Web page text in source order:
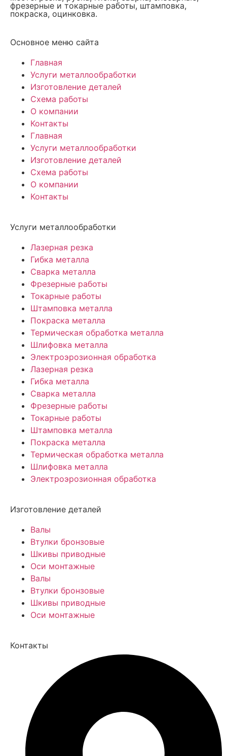
фрезерные и токарные работы, штамповка,
покраска, оцинковка.
Основное меню сайта
Главная
Услуги металлообработки
Изготовление деталей
Схема работы
О компании
Контакты
Главная
Услуги металлообработки
Изготовление деталей
Схема работы
О компании
Контакты
Услуги металлообработки
Лазерная резка
Гибка металла
Сварка металла
Фрезерные работы
Токарные работы
Штамповка металла
Покраска металла
Термическая обработка металла
Шлифовка металла
Электроэрозионная обработка
Лазерная резка
Гибка металла
Сварка металла
Фрезерные работы
Токарные работы
Штамповка металла
Покраска металла
Термическая обработка металла
Шлифовка металла
Электроэрозионная обработка
Изготовление деталей
Валы
Втулки бронзовые
Шкивы приводные
Оси монтажные
Валы
Втулки бронзовые
Шкивы приводные
Оси монтажные
Контакты